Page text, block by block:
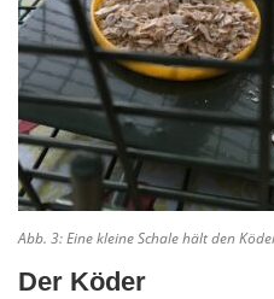
Abb. 3: Eine kleine Schale hält den
Der Köder